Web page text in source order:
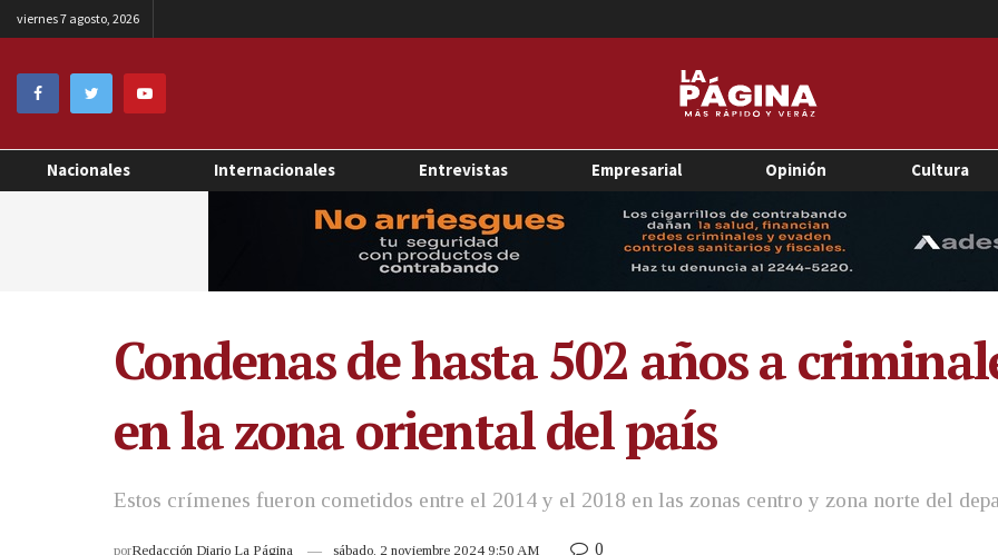
viernes 7 agosto, 2026
Nacionales Internacionales Entrevistas Empresarial Opinión Cultura
Condenas de hasta 502 años a
en la zona oriental del país
Estos crímenes fueron cometidos entre el 2014 y el 2018 en las zonas centro y zona norte del
porRedacción Diario La Página sábado, 2 noviembre 2024 9:50 AM 0